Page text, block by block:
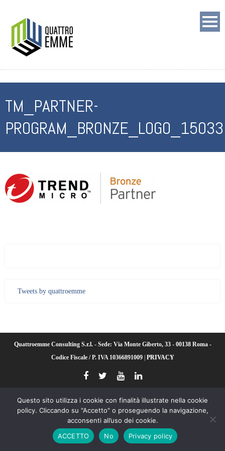
TM_PARTNER-
Tweets by quattroemme
Quattroemme Consulting S.r.l. - Sede: Via Monte Giberto, 33 - 00138 Roma -
Codice Fiscale / P. IVA 10366891009| PRIVACY
Questo sito utilizza i cookie con finalità illustrate nella cookie
policy. Cliccando su "Accetto" o proseguendo la navigazione,
acconsenti all’uso dei cookie.
ACCETTO
No Privacy policy